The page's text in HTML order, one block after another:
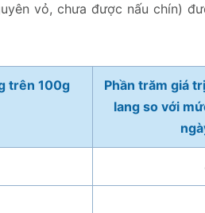
vỏ, chưa được nấu chín)
trên 100g
Phần trăm giá
lang so với